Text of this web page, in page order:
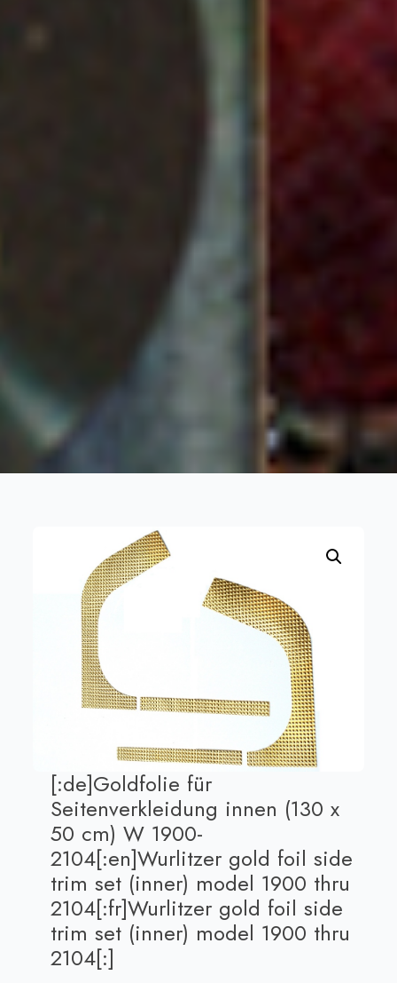
[:de]Goldfolie für
Seitenverkleidung innen (130 x
50 cm) W 1900-
2104[:en]Wurlitzer gold foil side
trim set (inner) model 1900 thru
2104[:fr]Wurlitzer gold foil side
trim set (inner) model 1900 thru
2104[:]